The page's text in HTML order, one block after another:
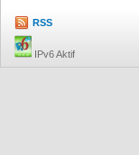
RSS
IPv6 Aktif